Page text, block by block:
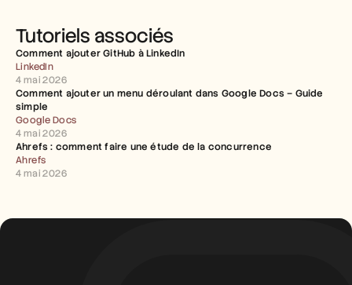
Tutoriels associés
Comment ajouter GitHub à LinkedIn
LinkedIn
4 mai 2026
Comment ajouter un menu déroulant dans Google Docs – Guide
simple
Google Docs
4 mai 2026
Ahrefs : comment faire une étude de la concurrence
Ahrefs
4 mai 2026